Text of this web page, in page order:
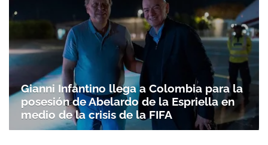
Gianni Infantino llega a Colombia para la
posesión de Abelardo de la Espriella en
medio de la crisis de la FIFA